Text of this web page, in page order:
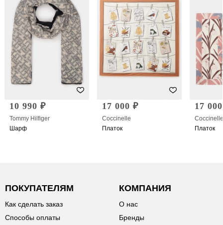
10 990 ₽
Tommy Hilfiger
Шарф
17 000 ₽
Coccinelle
Платок
17
Coccinelle
Платок
ПОКУПАТЕЛЯМ
Как сделать заказ
Способы оплаты
КОМПАНИЯ
О нас
Бренды